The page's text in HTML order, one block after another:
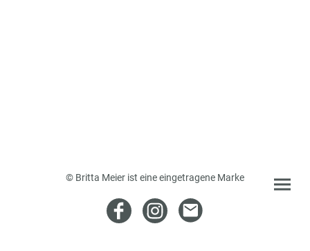
© Britta Meier ist eine eingetragene Marke